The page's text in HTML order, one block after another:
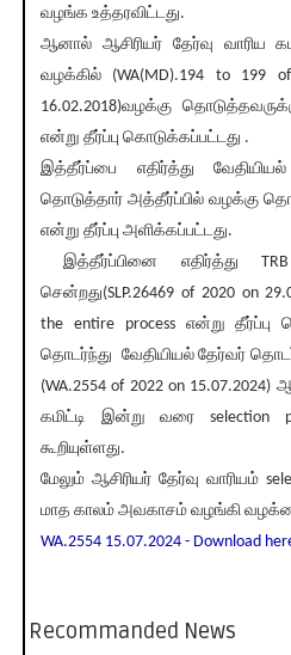
வழங்க உத்தரவிட்டது.
ஆனால் ஆசிரியர் தேர்வு வாரிய
வழக்கில் (WA(MD).194 to 199
16.02.2018)வழக்கு
என்று தீர்ப்பு கொடுக்கப்பட்டது .
இத்தீர்ப்பை எதிர்த்து
தொடுத்தார் அத்தீர்ப்பில் வழக்கு
என்று தீர்ப்பு அளிக்கப்பட்டது.
இத்தீர்ப்பினை எதிர்த்து
சென்றது(SLP.26469 of 2020 on
the entire process என்று
தொடர்ந்து வேதியியல் தேர்வர்
(WA.2554 of 2022 on 15.07.2024)
கமிட்டி இன்று வரை selection
கூறியுள்ளது.
மேலும் ஆசிரியர் தேர்வு வாரியம்
மாத காலம் அவகாசம் வழங்கி
WA.2554 15.07.2024 - Download
Recommanded News